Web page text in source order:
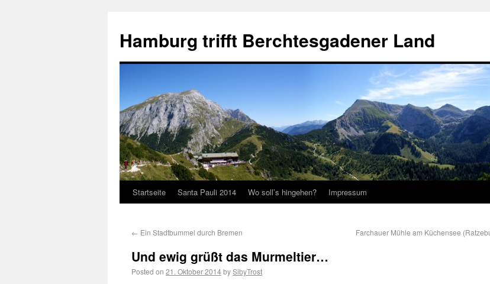
Hamburg trifft Berchtesgadener Land
Startseite Santa Pauli 2014 Wo soll’s hingehen? Impressum
← Ein Stadtbummel durch Bremen Farchauer Mühle am Küchensee
Und ewig grüßt das Murmeltier…
Posted on 21. Oktober 2014bySibyTrost